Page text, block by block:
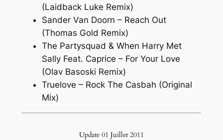
(Laidback Luke Remix)
Sander Van Doorn – Reach Out
(Thomas Gold Remix)
The Partysquad & When Harry Met
Sally Feat. Caprice – For Your Love
(Olav Basoski Remix)
Truelove – Rock The Casbah (Original
Mix)
Update 01 Juillet 2011